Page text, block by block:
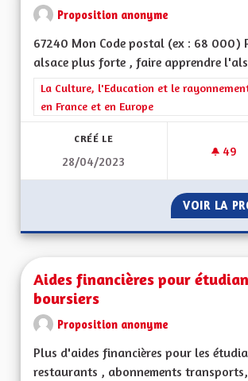
Proposition anonyme
67240 Mon Code postal (ex : 68 000)
alsace plus forte , faire apprendre
Filtrer les résultats de la catégorie : La
La Culture, l'Education et le
en France et en Europe
CRÉÉ LE
28/04/2023
49
VOIR LA
Aides financières pour
boursiers
Proposition anonyme
Plus d'aides financières pour les
restaurants , abonnements